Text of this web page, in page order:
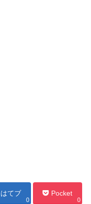
はてブ
0
Pocket
0